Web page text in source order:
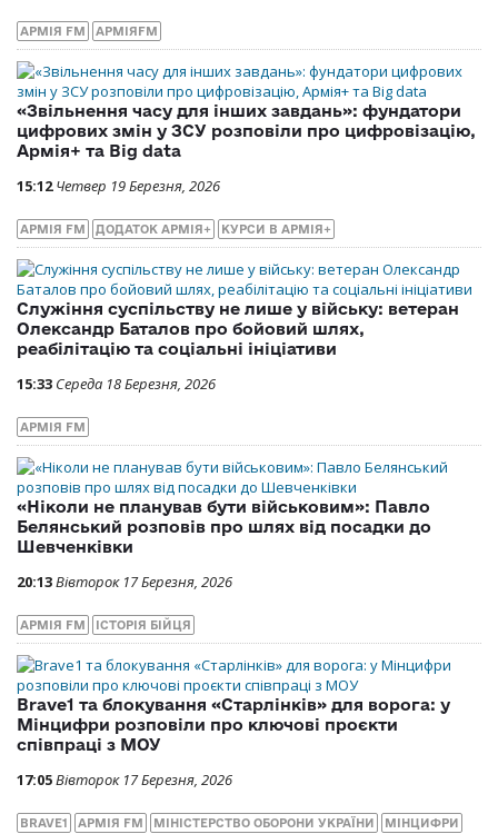
АРМІЯ FM АРМІЯFM
«Звільнення часу для інших завдань»: фундатори
цифрових змін у ЗСУ розповіли про цифровізацію,
Армія+ та Big data
15:12 Четвер 19 Березня, 2026
АРМІЯ FM ДОДАТОК АРМІЯ+ КУРСИ В АРМІЯ+
Служіння суспільству не лише у війську: ветеран
Олександр Баталов про бойовий шлях,
реабілітацію та соціальні ініціативи
15:33 Середа 18 Березня, 2026
АРМІЯ FM
«Ніколи не планував бути військовим»: Павло
Белянський розповів про шлях від посадки до
Шевченківки
20:13Вівторок 17 Березня, 2026
АРМІЯ FM ІСТОРІЯ БІЙЦЯ
Brave1 та блокування «Старлінків» для ворога: у
Мінцифри розповіли про ключові проєкти
співпраці з МОУ
17:05Вівторок 17 Березня, 2026
BRAVE1 АРМІЯ FM МІНІСТЕРСТВО ОБОРОНИ УКРАЇНИ МІНЦИФРИ